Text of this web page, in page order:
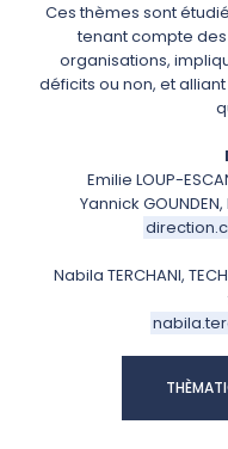
Ces thèmes sont
tenant compte
organisations,
déficits ou non, et
Emilie LOUP-
Yannick
Nabila TERCHANI,